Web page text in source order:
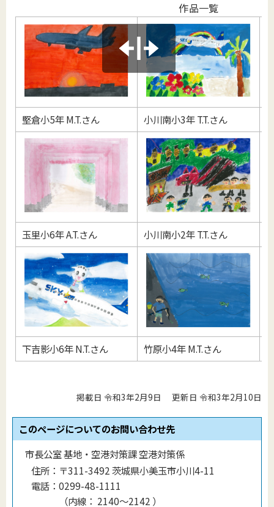
作品一覧
堅倉小5年 M.T.さん 小川南小3年 T.T.さん
玉里小6年 A.T.さん 小川南小2年 T.T.さん
下吉影小6年 N.T.さん 竹原小4年 M.T.さん
掲載日 令和3年2月9日 更新日 令和3年2月10日
このページについてのお問い合わせ先
市長公室 基地・空港対策課 空港対策係
住所： 〒311-3492 茨城県小美玉市小川4-11
電話： 0299-48-1111
（内線 ： 2140〜2142 ）